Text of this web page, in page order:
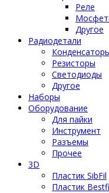
Реле
Другое
Радиодетали
Резисторы
Светодиоды
Другое
Наборы
Оборудование
Для пайки
Инструмент
Разъемы
Прочее
3D
Пластик SibFil
Пластик